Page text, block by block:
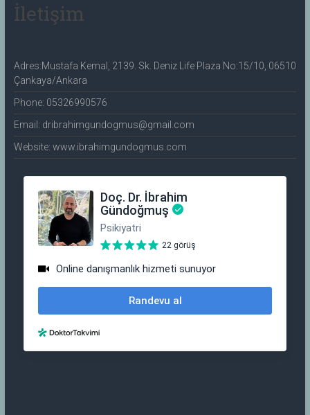
İletişim
Adres:Mustafa Kemal, 2139. Sk. Deniz Life Plaza No:15/10, 06510
Çankaya/Ankara
Phone: 05326990576
Email: dribrahimgundogmus@gmail.com
Website: www.ibrahimgundogmus.com